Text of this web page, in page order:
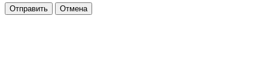
Отправить Отмена